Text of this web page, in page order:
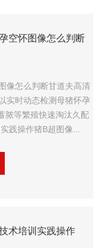
空怀图像怎么判断
像怎么判断甘道夫高清
实时动态检测母猪怀孕
脓等繁殖快速淘汰久配
践操作猪B超图像...
术培训实践操作